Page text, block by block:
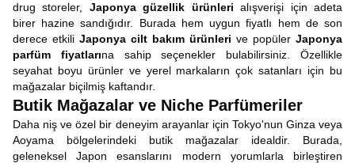
drug storeler, Japonya güzellik ürünleri alışverişi için adeta
birer hazine sandığıdır. Burada hem uygun fiyatlı hem de son
derece etkili Japonya cilt bakım ürünleri ve popüler Japonya
parfüm fiyatlarına sahip seçenekler bulabilirsiniz. Özellikle
seyahat boyu ürünler ve yerel markaların çok satanları için bu
mağazalar biçilmiş kaftandır.
Butik Mağazalar ve Niche Parfümeriler
Daha niş ve özel bir deneyim arayanlar için Tokyo'nun Ginza veya
Aoyama bölgelerindeki butik mağazalar idealdir. Burada,
geleneksel Japon esanslarını modern yorumlarla birleştiren